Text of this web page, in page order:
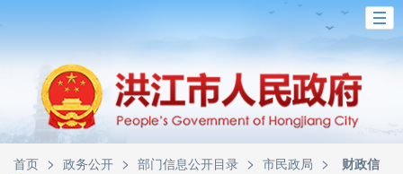
首页 > 政务公开 > 部门信息公开目录 > 市民政局 >
财政信